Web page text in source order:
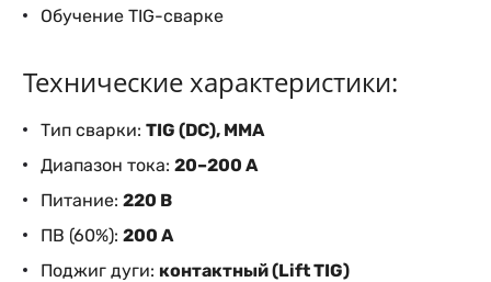
Обучение TIG-сварке
Технические характеристики:
Тип сварки: TIG (DC), MMA
Диапазон тока: 20–200 А
Питание: 220 В
ПВ (60%): 200 А
Поджиг дуги: контактный (Lift TIG)